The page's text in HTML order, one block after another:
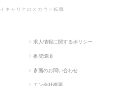
キャリアのスカウト転職
求人情報に関するポリシー
推奨環境
参画のお問い合わせ
エン会社概要